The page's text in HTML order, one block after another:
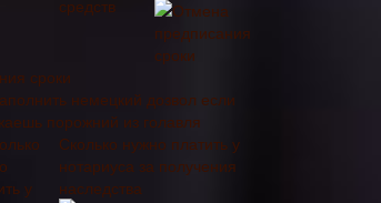
сроки
немецкий дозвол если
порожний из голавля
Сколько нужно платить у
нотариуса за получения
наследства